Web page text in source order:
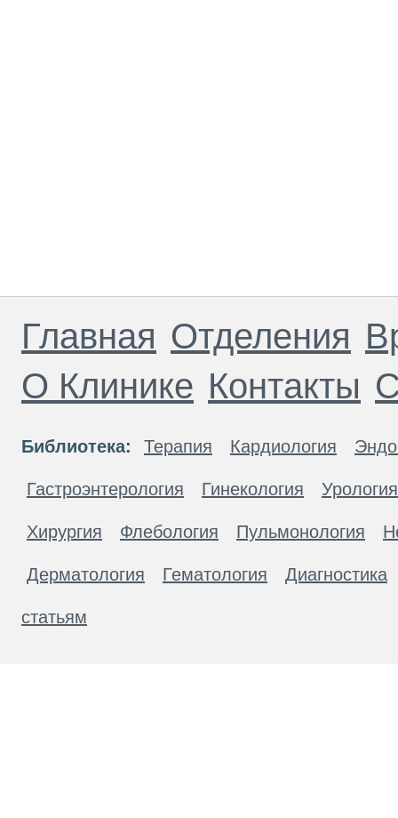
Главная Отделения
О Клинике Контакты
Библиотека: Терапия Кардиология
Гастроэнтерология Гинекология Урология
Хирургия Флебология Пульмонология
Дерматология Гематология Диагностика
статьям